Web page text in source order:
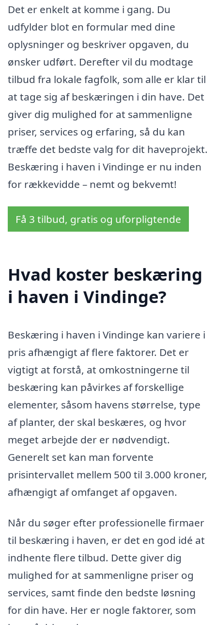
Det er enkelt at komme i gang. Du
udfylder blot en formular med dine
oplysninger og beskriver opgaven, du
ønsker udført. Derefter vil du modtage
tilbud fra lokale fagfolk, som alle er klar til
at tage sig af beskæringen i din have. Det
giver dig mulighed for at sammenligne
priser, services og erfaring, så du kan
træffe det bedste valg for dit haveprojekt.
Beskæring i haven i Vindinge er nu inden
for rækkevidde – nemt og bekvemt!
Få 3 tilbud, gratis og uforpligtende
Hvad koster beskæring
i haven i Vindinge?
Beskæring i haven i Vindinge kan variere i
pris afhængigt af flere faktorer. Det er
vigtigt at forstå, at omkostningerne til
beskæring kan påvirkes af forskellige
elementer, såsom havens størrelse, type
af planter, der skal beskæres, og hvor
meget arbejde der er nødvendigt.
Generelt set kan man forvente
prisintervallet mellem 500 til 3.000 kroner,
afhængigt af omfanget af opgaven.
Når du søger efter professionelle firmaer
til beskæring i haven, er det en god idé at
indhente flere tilbud. Dette giver dig
mulighed for at sammenligne priser og
services, samt finde den bedste løsning
for din have. Her er nogle faktorer, som